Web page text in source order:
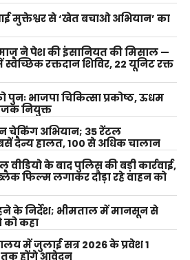
मुक्तेश्वर से ‘खेत बचाओ अभियान’ का
ने पेश की इंसानियत की मिसाल —
रक्तदान शिविर, 22 यूनिट रक्त
पुनः भाजपा चिकित्सा प्रकोष्ठ, ऊधम
नियुक्त
चेकिंग अभियान; 35 रेंटल
दैन्य हालत, 100 से अधिक चालान
वीडियो के बाद पुलिस की बड़ी कार्रवाई,
फिल्म लगाकर दौड़ा रहे वाहन को
के निर्देश; भीमताल में मानसून से
को कहा
में जुलाई सत्र 2026 के प्रवेश 1
तक होंगे आवेदन